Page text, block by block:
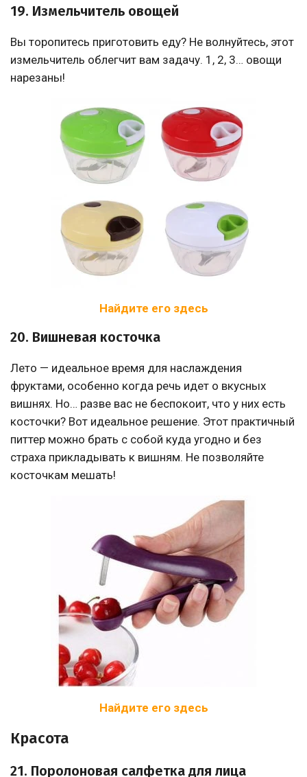
19. Измельчитель овощей
Вы торопитесь приготовить еду? Не волнуйтесь, этот
измельчитель облегчит вам задачу. 1, 2, 3… овощи
нарезаны!
Найдите его здесь
20. Вишневая косточка
Лето — идеальное время для наслаждения
фруктами, особенно когда речь идет о вкусных
вишнях. Но… разве вас не беспокоит, что у них есть
косточки? Вот идеальное решение. Этот практичный
питтер можно брать с собой куда угодно и без
страха прикладывать к вишням. Не позволяйте
косточкам мешать!
Найдите его здесь
Красота
21. Поролоновая салфетка для лица